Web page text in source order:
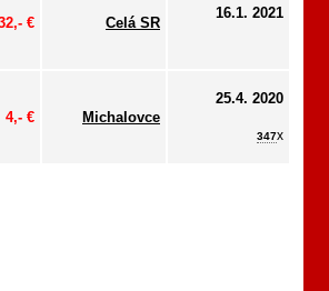
€ Celá SR
16.1. 2021
4,- € Michalovce
25.4. 2020
347x